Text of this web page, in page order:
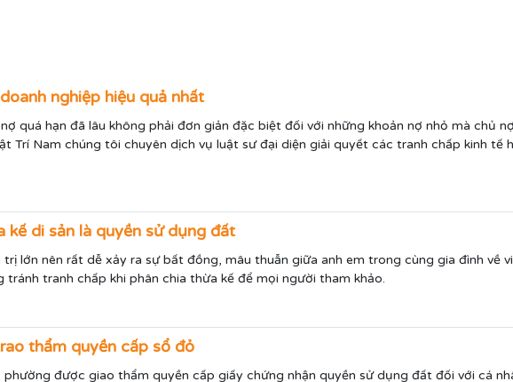
nghiệp hiệu quả nhất
quá hạn đã lâu không phải đơn giản đặc biệt đối với những khoản nợ nhỏ mà chủ
Trí Nam chúng tôi chuyên dịch vụ luật sư đại diện giải quyết các tranh chấp kinh tế
kế di sản là quyền sử dụng đất
lớn nên rất dễ xảy ra sự bất đồng, mâu thuẫn giữa anh em trong cùng gia đình về
tranh chấp khi phân chia thừa kế để mọi người tham khảo.
thẩm quyền cấp sổ đỏ
phường được giao thẩm quyền cấp giấy chứng nhận quyền sử dụng đất đối với cá